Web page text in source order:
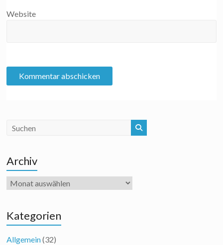
Website
Archiv
Archiv
Kategorien
Allgemein(32)